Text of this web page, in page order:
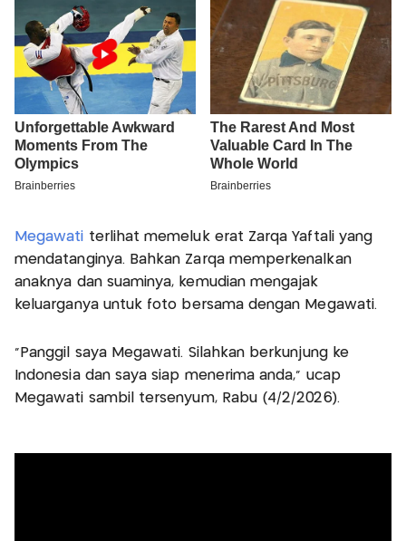
Megawati terlihat memeluk erat Zarqa Yaftali yang
mendatanginya. Bahkan Zarqa memperkenalkan
anaknya dan suaminya, kemudian mengajak
keluarganya untuk foto bersama dengan Megawati.
"Panggil saya Megawati. Silahkan berkunjung ke
Indonesia dan saya siap menerima anda," ucap
Megawati sambil tersenyum, Rabu (4/2/2026).